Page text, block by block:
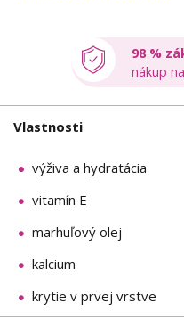
98 %
nákup
Vlastnosti
výživa a hydratácia
vitamín E
marhuľový olej
kalcium
krytie v prvej vrstve